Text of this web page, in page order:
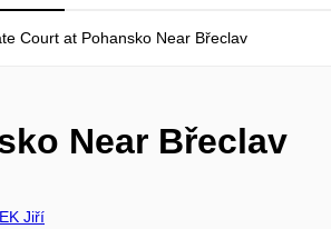
Court at Pohansko Near Břeclav
Near Břeclav
Jiří